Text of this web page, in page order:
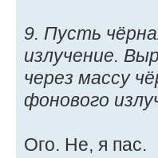
9. Пусть
излучение.
через массу
фонового
Ого. Не, я пас.